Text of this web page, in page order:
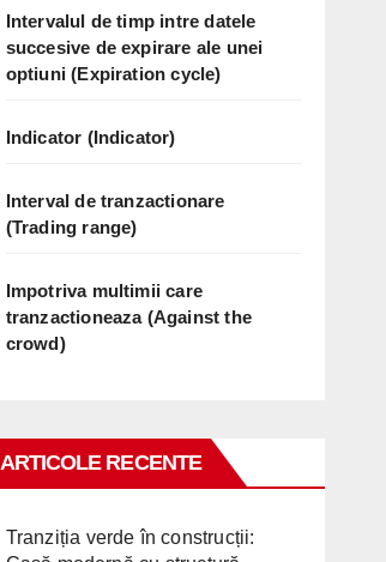
Intervalul de timp intre datele
succesive de expirare ale unei
optiuni (Expiration cycle)
Indicator (Indicator)
Interval de tranzactionare
(Trading range)
Impotriva multimii care
tranzactioneaza (Against the
crowd)
ARTICOLE RECENTE
Tranziția verde în construcții: